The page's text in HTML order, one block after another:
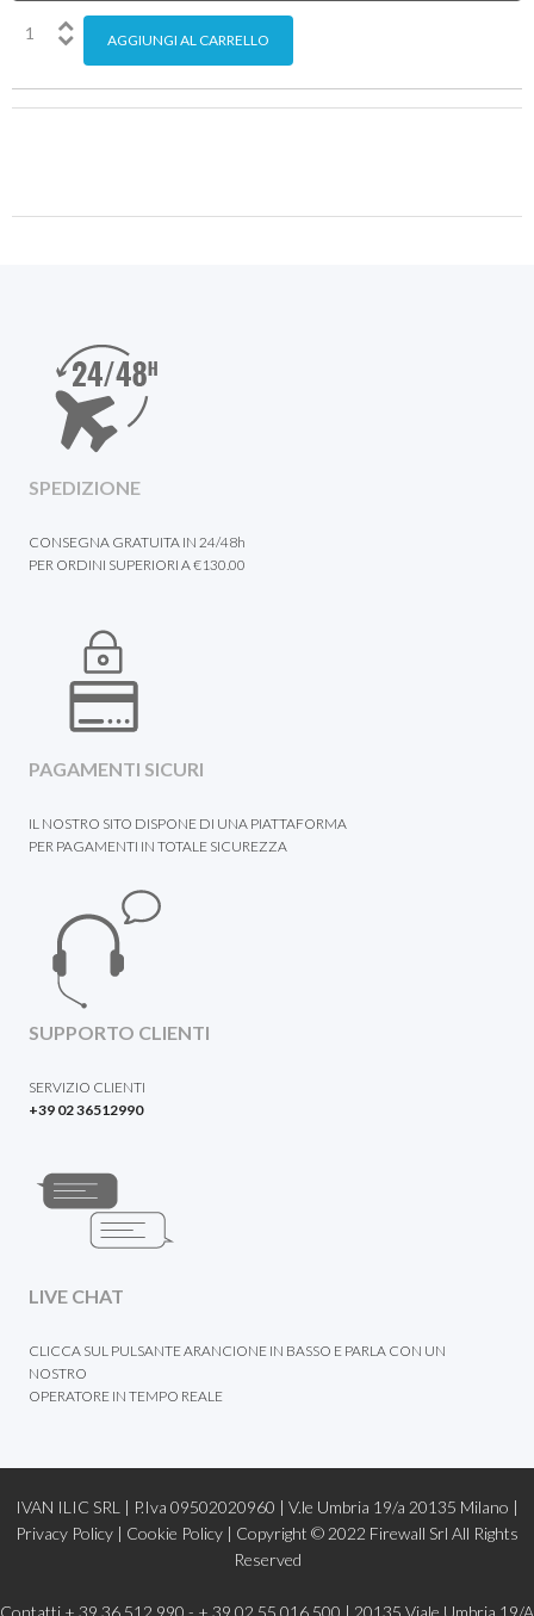
SPEDIZIONE
CONSEGNA GRATUITA IN 24/48h
PER ORDINI SUPERIORI A €130.00
PAGAMENTI SICURI
IL NOSTRO SITO DISPONE DI UNA PIATTAFORMA
PER PAGAMENTI IN TOTALE SICUREZZA
SUPPORTO CLIENTI
SERVIZIO CLIENTI
+39 02 36512990
LIVE CHAT
CLICCA SUL PULSANTE ARANCIONE IN BASSO E PARLA CON UN
NOSTRO
OPERATORE IN TEMPO REALE
IVAN ILIC SRL | P.Iva 09502020960 | V.le Umbria 19/a 20135 Milano |
Privacy Policy | Cookie Policy | Copyright © 2022 Firewall Srl All Rights
Reserved
Contatti + 39 36 512 990 - + 39 02 55 016 500 | 20135 Viale Umbria 19/A